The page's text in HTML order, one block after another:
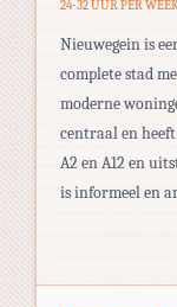
24-32 UUR PER
Nieuwegein is
complete stad
moderne
centraal en
A2 en A12 en
is informeel en